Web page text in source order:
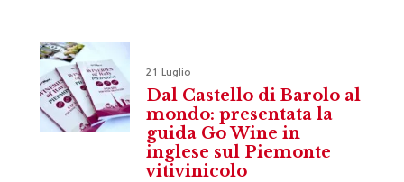
21 Luglio
Dal Castello di Barolo al
mondo: presentata la
guida Go Wine in
inglese sul Piemonte
vitivinicolo